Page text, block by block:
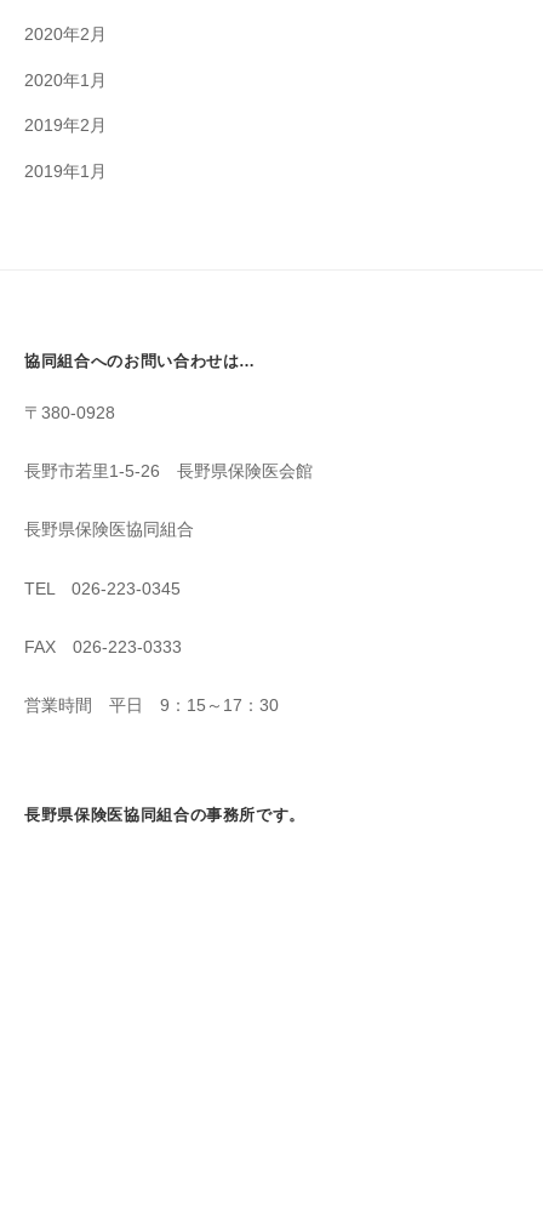
2020年2月
2020年1月
2019年2月
2019年1月
協同組合へのお問い合わせは…
〒380-0928
長野市若里1-5-26 長野県保険医会館
長野県保険医協同組合
TEL 026-223-0345
FAX 026-223-0333
営業時間 平日 9：15～17：30
長野県保険医協同組合の事務所です。